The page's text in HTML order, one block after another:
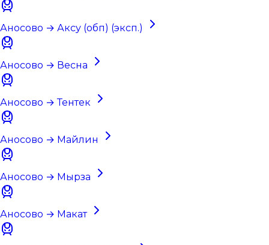
Аносово → Аксу (обп) (эксп.)
Аносово → Весна
Аносово → Тентек
Аносово → Майлин
Аносово → Мырза
Аносово → Макат